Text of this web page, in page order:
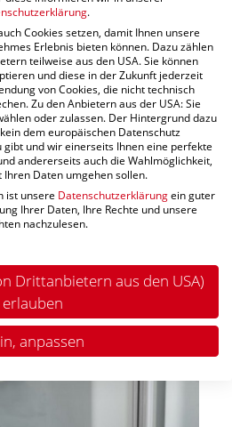
Gerät
.
Cookies setzen, damit Ihnen unsere
Erlebnis bieten können. Dazu zählen
teilweise aus den USA. Sie können
und diese in der Zukunft jederzeit
von Cookies, die nicht technisch
Zu den Anbietern aus der USA: Sie
oder zulassen. Der Hintergrund dazu
dem europäischen Datenschutz
und wir einerseits Ihnen eine perfekte
andererseits auch die Wahlmöglichkeit,
Daten umgehen sollen.
ist unsere Datenschutzerklärungein guter
Ihrer Daten, Ihre Rechte und unsere
nachzulesen.
Drittanbietern aus den USA)
erlauben
anpassen